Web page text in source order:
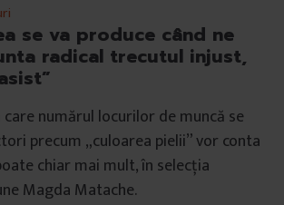
se va produce când ne
radical trecutul injust,
numărul locurilor de muncă se
precum „culoarea pielii” vor conta
chiar mai mult, în selecția
Magda Matache.